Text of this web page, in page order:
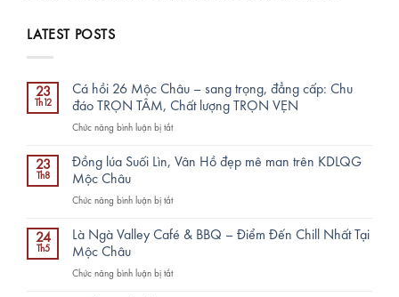
LATEST POSTS
23
Th12
Cá hồi 26 Mộc Châu – sang trọng, đẳng cấp: Chu
đáo TRỌN TÂM, Chất lượng TRỌN VẸN
Chức năng bình luận bị tắtở
hồi
Châu
sang
cấp:
23
Th8
Đồng lúa Suối Lìn, Vân Hồ đẹp mê man trên KDLQG
Mộc Châu
Chức năng bình luận bị tắtở
lúa
Vân
24
Th5
Là Ngà Valley Café & BBQ – Điểm Đến Chill Nhất Tại
Mộc Châu
Chức năng bình luận bị tắtở